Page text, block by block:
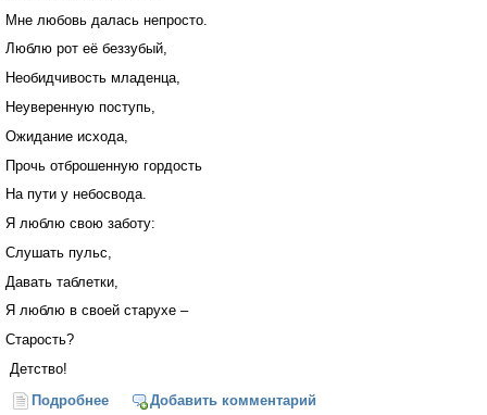
Мне любовь далась непросто.
Люблю рот её беззубый,
Необидчивость младенца,
Неуверенную поступь,
Ожидание исхода,
Прочь отброшенную гордость
На пути у небосвода.
Я люблю свою заботу:
Слушать пульс,
Давать таблетки,
Я люблю в своей старухе –
Старость?
Детство!
Подробнее о Я люблю свою старуху
Добавить комментарий